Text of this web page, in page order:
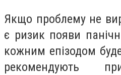
Якщо проблему не
є ризик появи
кожним епізодом
рекомендують